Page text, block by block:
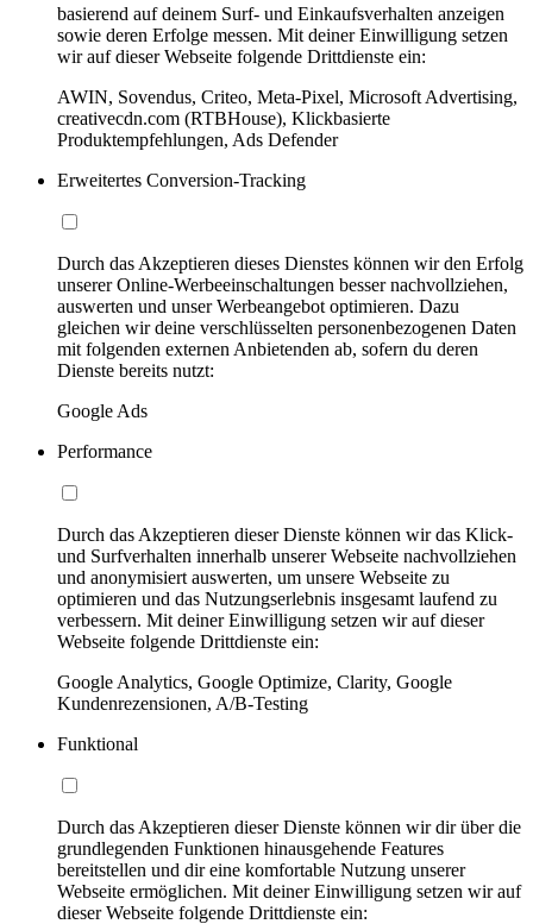
basierend auf deinem Surf- und Einkaufsverhalten anzeigen
sowie deren Erfolge messen. Mit deiner Einwilligung setzen
wir auf dieser Webseite folgende Drittdienste ein:
AWIN, Sovendus, Criteo, Meta-Pixel, Microsoft Advertising,
creativecdn.com (RTBHouse), Klickbasierte
Produktempfehlungen, Ads Defender
Erweitertes Conversion-Tracking
Durch das Akzeptieren dieses Dienstes können wir den Erfolg
unserer Online-Werbeeinschaltungen besser nachvollziehen,
auswerten und unser Werbeangebot optimieren. Dazu
gleichen wir deine verschlüsselten personenbezogenen Daten
mit folgenden externen Anbietenden ab, sofern du deren
Dienste bereits nutzt:
Google Ads
Performance
Durch das Akzeptieren dieser Dienste können wir das Klick-
und Surfverhalten innerhalb unserer Webseite nachvollziehen
und anonymisiert auswerten, um unsere Webseite zu
optimieren und das Nutzungserlebnis insgesamt laufend zu
verbessern. Mit deiner Einwilligung setzen wir auf dieser
Webseite folgende Drittdienste ein:
Google Analytics, Google Optimize, Clarity, Google
Kundenrezensionen, A/B-Testing
Funktional
Durch das Akzeptieren dieser Dienste können wir dir über die
grundlegenden Funktionen hinausgehende Features
bereitstellen und dir eine komfortable Nutzung unserer
Webseite ermöglichen. Mit deiner Einwilligung setzen wir auf
dieser Webseite folgende Drittdienste ein: